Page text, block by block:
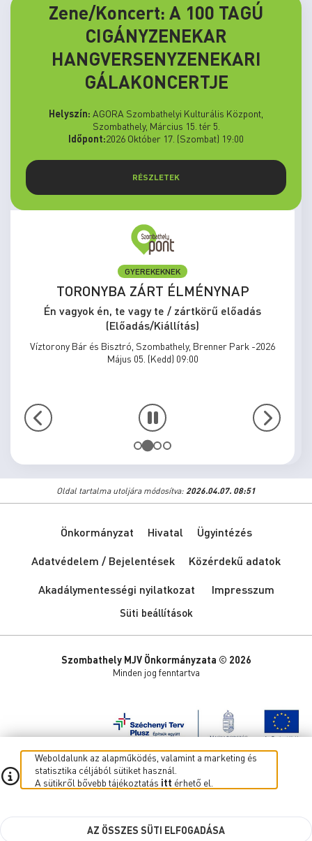
Zene/Koncert: A 100 TAGÚ
CIGÁNYZENEKAR
HANGVERSENYZENEKARI
GÁLAKONCERTJE
Helyszín: AGORA Szombathelyi Kulturális Központ,
Szombathely, Március 15. tér 5.
Időpont:2026 Október 17. (Szombat) 19:00
RÉSZLETEK
ELŐADÁS/KIÁLLÍTÁS
MEGÁLLNI TILOS, NOSZTALGIÁZNI
KÖTELEZŐ
Én vagyok én, te vagy te / zártkörű előadás
(Előadás/Kiállítás)
Víztorony Bár és Bisztró, Szombathely, Brenner Park -2026
Oldal tartalma utoljára módosítva: 2026.04.07. 08:51
Önkormányzat Hivatal
Ügyintézés
Adatvédelem / Bejelentések
Közérdekű adatok
Akadálymentességi nyilatkozat
Impresszum
Süti beállítások
Szombathely MJV Önkormányzata © 2026
Minden jog fenntartva
Weboldalunk az alapműködés, valamint a marketing és
statisztika céljából sütiket használ.
A sütikről bővebb tájékoztatás itt érhető el.
AZ ÖSSZES SÜTI ELFOGADÁSA